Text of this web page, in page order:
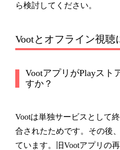
ら検討してください。
Vootとオフライン視聴
VootアプリがPlayスト
すか？
Vootは単独サービスとして
合されたためです。その後
ています。旧Vootアプリの